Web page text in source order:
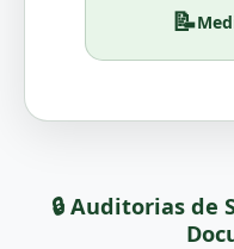
📝
🔒 Auditorias de